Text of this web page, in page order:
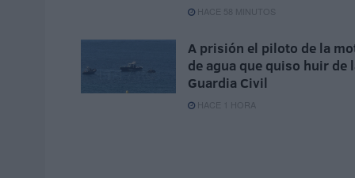
HACE 58 MINUTOS
A prisión el piloto de la
de agua que quiso huir de
Guardia Civil
HACE 1 HORA